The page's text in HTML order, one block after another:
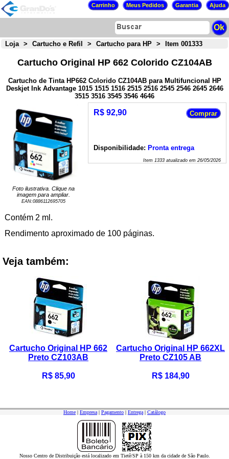
Loja > Cartucho e Refil > Cartucho para HP > Item 001333
Cartucho Original HP 662 Colorido CZ104AB
Cartucho de Tinta HP662 Colorido CZ104AB para Multifuncional HP
Deskjet Ink Advantage 1015 1515 1516 2515 2516 2545 2546 2645 2646
3515 3516 3545 3546 4646
Foto ilustrativa. Clique na
imagem para ampliar.
EAN:0886112695705
R$ 92,90
Disponibilidade: Pronta entrega
Item 1333atualizado em 26/05/2026
Contém 2 ml.
Rendimento aproximado de 100 páginas.
Veja também:
Cartucho Original HP 662
Preto CZ103AB
R$ 85,90
Cartucho Original HP 662XL
Preto CZ105 AB
R$ 184,90
Home | Empresa| Pagamento | Entrega| Catálogo
Nosso Centro de Distribuição está localizado em Tietê/SP à 150 km da cidade de São Paulo.